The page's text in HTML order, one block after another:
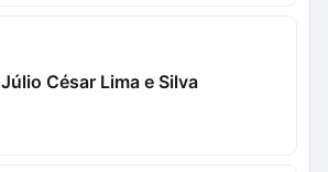
Júlio César Lima e Silva